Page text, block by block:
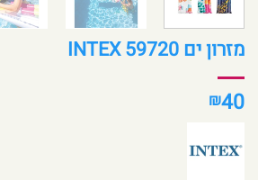
מזרון ים INTEX 59720
₪40